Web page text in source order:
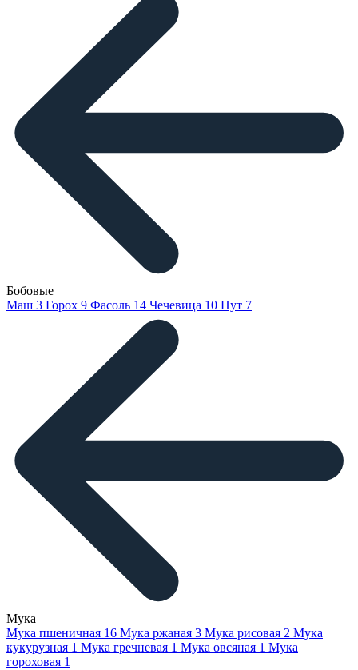
Бобовые
Маш 3 Горох 9 Фасоль 14 Чечевица 10 Нут 7
Мука
Мука пшеничная 16 Мука ржаная 3 Мука рисовая 2 Мука
кукурузная 1 Мука гречневая 1 Мука овсяная 1 Мука
гороховая 1